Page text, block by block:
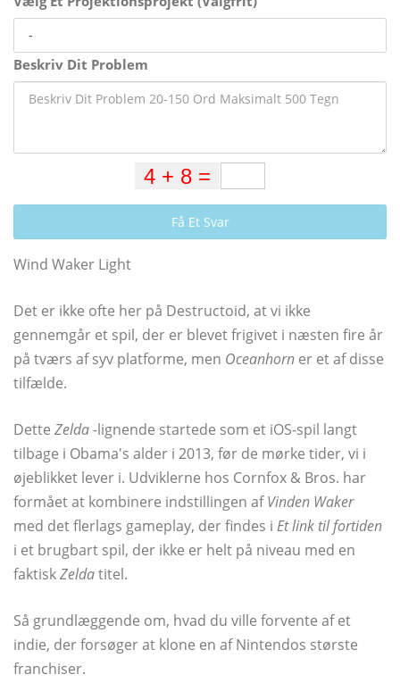
Beskriv Dit Problem
Få Et Svar
Wind Waker Light
Det er ikke ofte her på Destructoid, at vi ikke
gennemgår et spil, der er blevet frigivet i næsten fire år
på tværs af syv platforme, men Oceanhorn er et af disse
tilfælde.
Dette Zelda-lignende startede som et iOS-spil langt
tilbage i Obama's alder i 2013, før de mørke tider, vi i
øjeblikket lever i. Udviklerne hos Cornfox & Bros. har
formået at kombinere indstillingen afVinden Waker
med det flerlags gameplay, der findes i Et link til fortiden
i et brugbart spil, der ikke er helt på niveau med en
faktiskZeldatitel.
Så grundlæggende om, hvad du ville forvente af et
indie, der forsøger at klone en af ​​Nintendos største
franchiser.